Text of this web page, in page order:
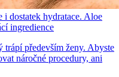
i dostatek hydratace. Aloe
ingredience
především ženy. Abyste
náročné procedury, ani